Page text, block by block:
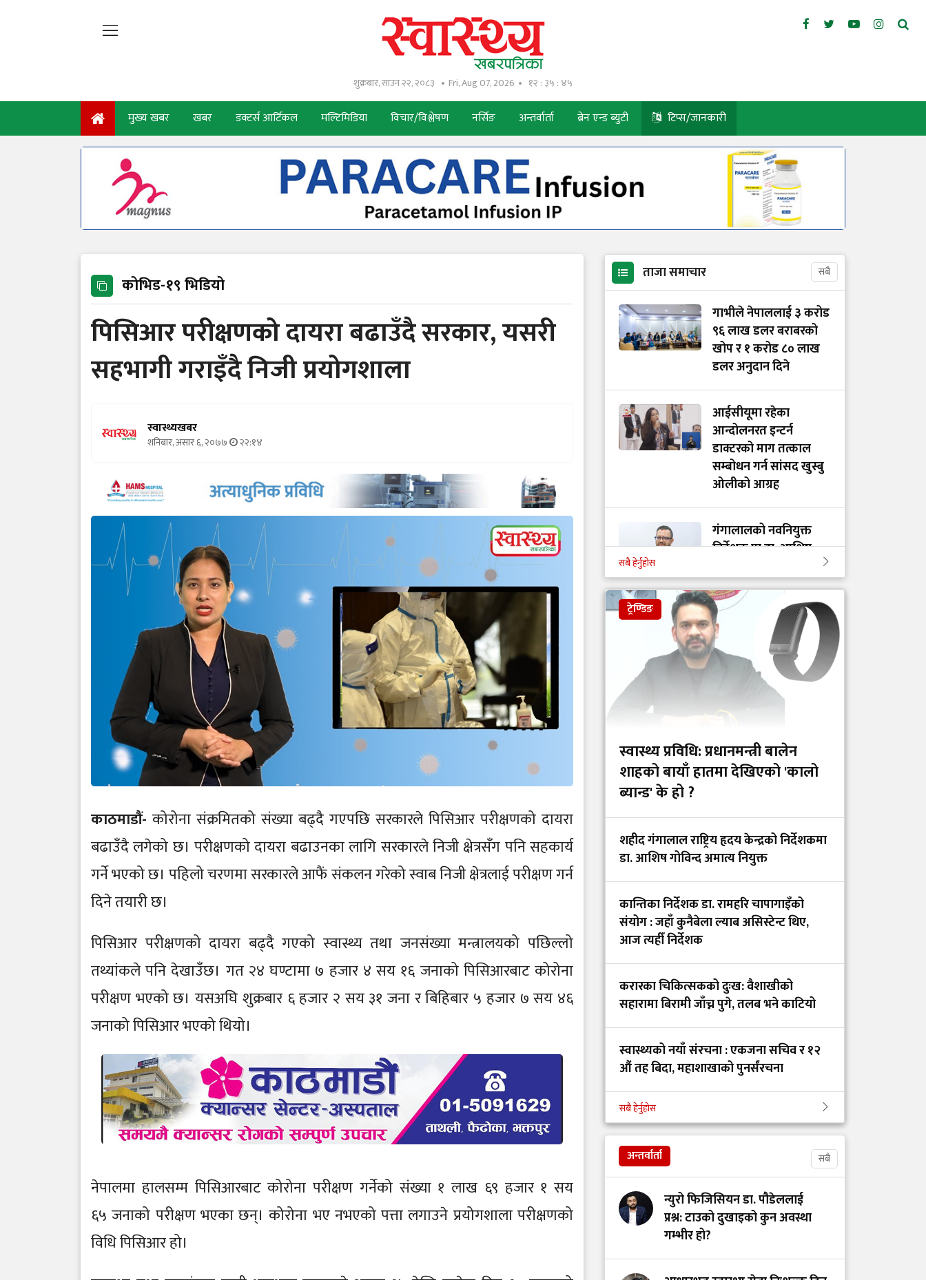
शुक्रबार, साउन २२, २०८३ Fri, Aug 07, 2026 १२ : ३५ : ४६
मुख्य खबर खबर डक्टर्स आर्टिकल मल्टिमिडिया विचार/विश्लेषण नर्सिङ अन्तर्वार्ता ब्रेन एन्ड ब्युटी टिप्स/जानकारी
कोभिड-१९ भिडियो
पिसिआर परीक्षणको दायरा बढाउँदै सरकार, यसरी
सहभागी गराइँदै निजी प्रयोगशाला
स्वास्थ्यखबर
शनिबार, असार ६, २०७७ २२:१४
काठमाडौं- कोरोना संक्रमितको संख्या बढ्दै गएपछि सरकारले पिसिआर परीक्षणको दायरा
बढाउँदै लगेको छ। परीक्षणको दायरा बढाउनका लागि सरकारले निजी क्षेत्रसँग पनि सहकार्य
गर्ने भएको छ। पहिलो चरणमा सरकारले आफैं संकलन गरेको स्वाब निजी क्षेत्रलाई परीक्षण गर्न
दिने तयारी छ।
पिसिआर परीक्षणको दायरा बढ्दै गएको स्वास्थ्य तथा जनसंख्या मन्त्रालयको पछिल्लो
तथ्यांकले पनि देखाउँछ। गत २४ घण्टामा ७ हजार ४ सय १६ जनाको पिसिआरबाट कोरोना
परीक्षण भएको छ। यसअघि शुक्रबार ६ हजार २ सय ३१ जना र बिहिबार ५ हजार ७ सय ४६
जनाको पिसिआर भएको थियो।
नेपालमा हालसम्म पिसिआरबाट कोरोना परीक्षण गर्नेको संख्या १ लाख ६९ हजार १ सय
६५ जनाको परीक्षण भएका छन्। कोरोना भए नभएको पत्ता लगाउने प्रयोगशाला परीक्षणको
विधि पिसिआर हो।
ताजा समाचार सबै
गाभीले नेपाललाई ३ करोड
९६ लाख डलर बराबरको
खोप र १ करोड ८० लाख
डलर अनुदान दिने
आईसीयूमा रहेका
आन्दोलनरत इन्टर्न
डाक्टरको माग तत्काल
सम्बोधन गर्न सांसद खुस्बु
ओलीको आग्रह
गंगालालको नवनियुक्त
निर्देशक प्रा.डा. आशिष
सांसद प्रा.डा. चन्द्रमोहन
यादवको प्रश्न- ‘ढल्केबरको
ट्रमा सेन्टर कहाँ हरायो?’
डाक्टर र सांसदका
चालकको तलब 'उस्तै' भन्दै
भ्रामक दाबी
विद्यालयमा मुटु रोगको
खोजी: समयमै रोग पत्ता
लाग्दा बच्न थाल्यो
बालबालिकाको जीवन
सेवा, संघर्ष र सम्मानको
पर्खाइमा नर्स
गंगालाल हृदय
केन्द्रका निर्देशकद्वारा पद
तथा गोपनीयताको शपथ
ग्रहण
नेपाल फार्मेसी परिषद्को
थापा नियुक्त
औषधि! कान्तिपुर भेट
डिस्ट्रिब्युटर्सद्वारा
विक्रेताहरूलाई सचेत रहन
सबै हेर्नुहोस
ट्रेण्डिङ
स्वास्थ्य प्रविधि: प्रधानमन्त्री बालेन
शाहको बायाँ हातमा देखिएको 'कालो
ब्यान्ड' के हो ?
शहीद गंगालाल राष्ट्रिय हृदय केन्द्रको निर्देशकमा
डा. आशिष गोविन्द अमात्य नियुक्त
कान्तिका निर्देशक डा. रामहरि चापागाइँको
संयोग : जहाँ कुनैबेला ल्याब असिस्टेन्ट थिए,
आज त्यहीँ निर्देशक
करारका चिकित्सकको दुःख: वैशाखीको
सहारामा बिरामी जाँच्न पुगे, तलब भने काटियो
स्वास्थ्यको नयाँ संरचना : एकजना सचिव र १२
औं तह बिदा, महाशाखाको पुनर्संरचना
भक्तपुर अस्पतालको आईसीयुमा तोडफोडदेखि
कर्मचारीमाथि आक्रमण किन भयो?
सबै हेर्नुहोस
अन्तर्वार्ता सबै
न्युरो फिजिसियन डा. पौडेललाई
प्रश्न: टाउको दुखाइको कुन अवस्था
गम्भीर हो?